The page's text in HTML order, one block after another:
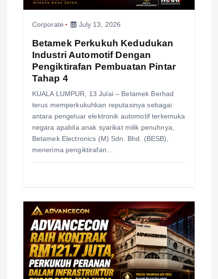
n
Corporate July 13, 2026
Betamek Perkukuh Kedudukan
Industri Automotif Dengan
Pengiktirafan Pembuatan Pintar
Tahap 4
KUALA LUMPUR, 13 Julai – Betamek Berhad
terus memperkukuhkan reputasinya sebagai
antara pengeluar elektronik automotif terkemuka
negara apabila anak syarikat milik penuhnya,
Betamek Electronics (M) Sdn. Bhd. (BESB),
menerima pengiktirafan…